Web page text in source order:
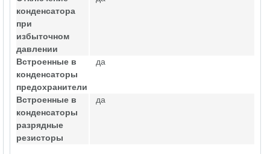
конденсатора
при
избыточном
давлении
Встроенные в
конденсаторы
предохранители
да
Встроенные в
конденсаторы
разрядные
резисторы
да